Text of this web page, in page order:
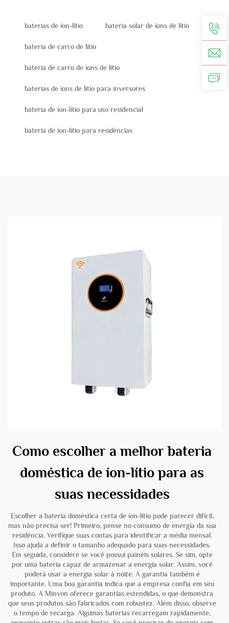
baterias de íon-lítio bateria solar de íons de lítio
bateria de carro de lítio
bateria de carro de íons de lítio
baterias de íons de lítio para inversores
bateria de íon-lítio para uso residencial
bateria de íon-lítio para residências
Como escolher a melhor bateria
doméstica de íon-lítio para as
suas necessidades
Escolher a bateria doméstica certa de íon-lítio pode parecer difícil,
mas não precisa ser! Primeiro, pense no consumo de energia da sua
residência. Verifique suas contas para identificar a média mensal.
Isso ajuda a definir o tamanho adequado para suas necessidades.
Em seguida, considere se você possui painéis solares. Se sim, opte
por uma bateria capaz de armazenar a energia solar. Assim, você
poderá usar a energia solar à noite. A garantia também é
importante. Uma boa garantia indica que a empresa confia em seu
produto. A Minvon oferece garantias estendidas, o que demonstra
que seus produtos são fabricados com robustez. Além disso, observe
o tempo de recarga. Algumas baterias recarregam rapidamente,